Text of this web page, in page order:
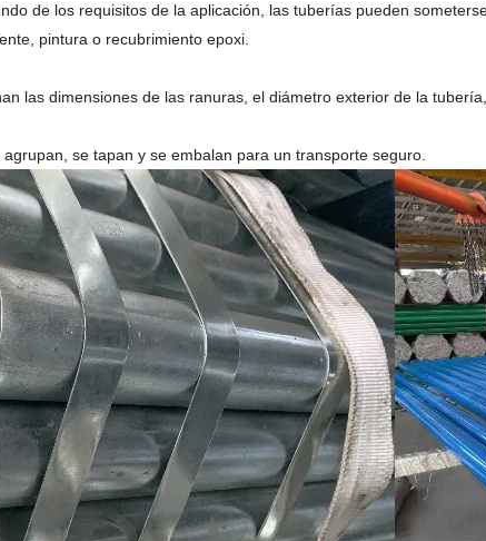
de los requisitos de la aplicación, las tuberías pueden
pintura o recubrimiento epoxi.
las dimensiones de las ranuras, el diámetro exterior de la
se tapan y se embalan para un transporte seguro.